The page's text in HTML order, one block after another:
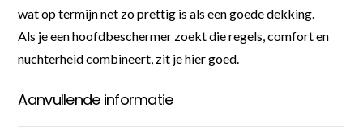
wat op termijn net zo prettig is als een goede dekking.
Als je een hoofdbeschermer zoekt die regels, comfort en
nuchterheid combineert, zit je hier goed.
Aanvullende informatie